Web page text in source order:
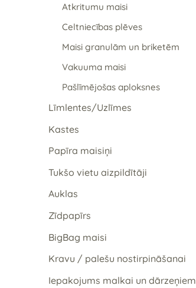
Atkritumu maisi
Celtniecības plēves
Maisi granulām un briketēm
Vakuuma maisi
Pašlīmējošas aploksnes
Līmlentes/Uzlīmes
Kastes
Papīra maisiņi
Tukšo vietu aizpildītāji
Auklas
Zīdpapīrs
BigBag maisi
Kravu / palešu nostirpināšanai
Iepakojums malkai un dārzeņiem